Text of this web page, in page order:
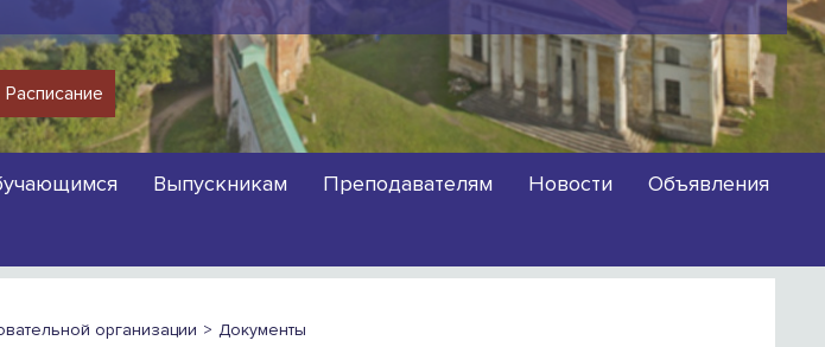
Расписание
Выпускникам Преподавателям Новости Объявления
организации
Документы